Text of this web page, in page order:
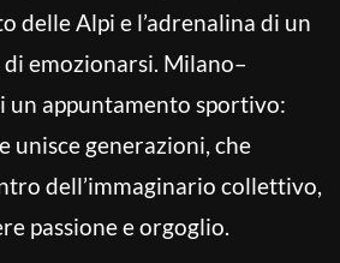
delle Alpi e l’adrenalina di un
di emozionarsi. Milano–
un appuntamento sportivo:
unisce generazioni, che
dell’immaginario collettivo,
passione e orgoglio.